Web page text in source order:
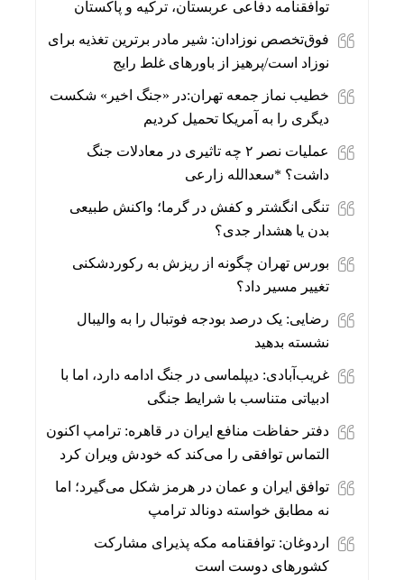
توافقنامه دفاعی عربستان، ترکیه و پاکستان
فوق‌تخصص نوزادان: شیر مادر برترین تغذیه برای
نوزاد است/پرهیز از باورهای غلط رایج
خطیب نماز جمعه تهران:در «جنگ اخیر» شکست
دیگری را به آمریکا تحمیل کردیم
عملیات نصر ۲ چه تاثیری در معادلات جنگ
داشت؟ *سعدالله زارعی
تنگی انگشتر و کفش در گرما؛ واکنش طبیعی
بدن یا هشدار جدی؟
بورس تهران چگونه از ریزش به رکوردشکنی
تغییر مسیر داد؟
رضایی: یک درصد بودجه فوتبال را به والیبال
نشسته بدهید
غریب‌آبادی: دیپلماسی در جنگ ادامه دارد، اما با
ادبیاتی متناسب با شرایط جنگی
دفتر حفاظت منافع ایران در قاهره: ترامپ اکنون
التماس توافقی را می‌کند که خودش ویران کرد
توافق ایران و عمان در هرمز شکل می‌گیرد؛ اما
نه مطابق خواسته دونالد ترامپ
اردوغان: توافقنامه مکه پذیرای مشارکت
کشورهای دوست است